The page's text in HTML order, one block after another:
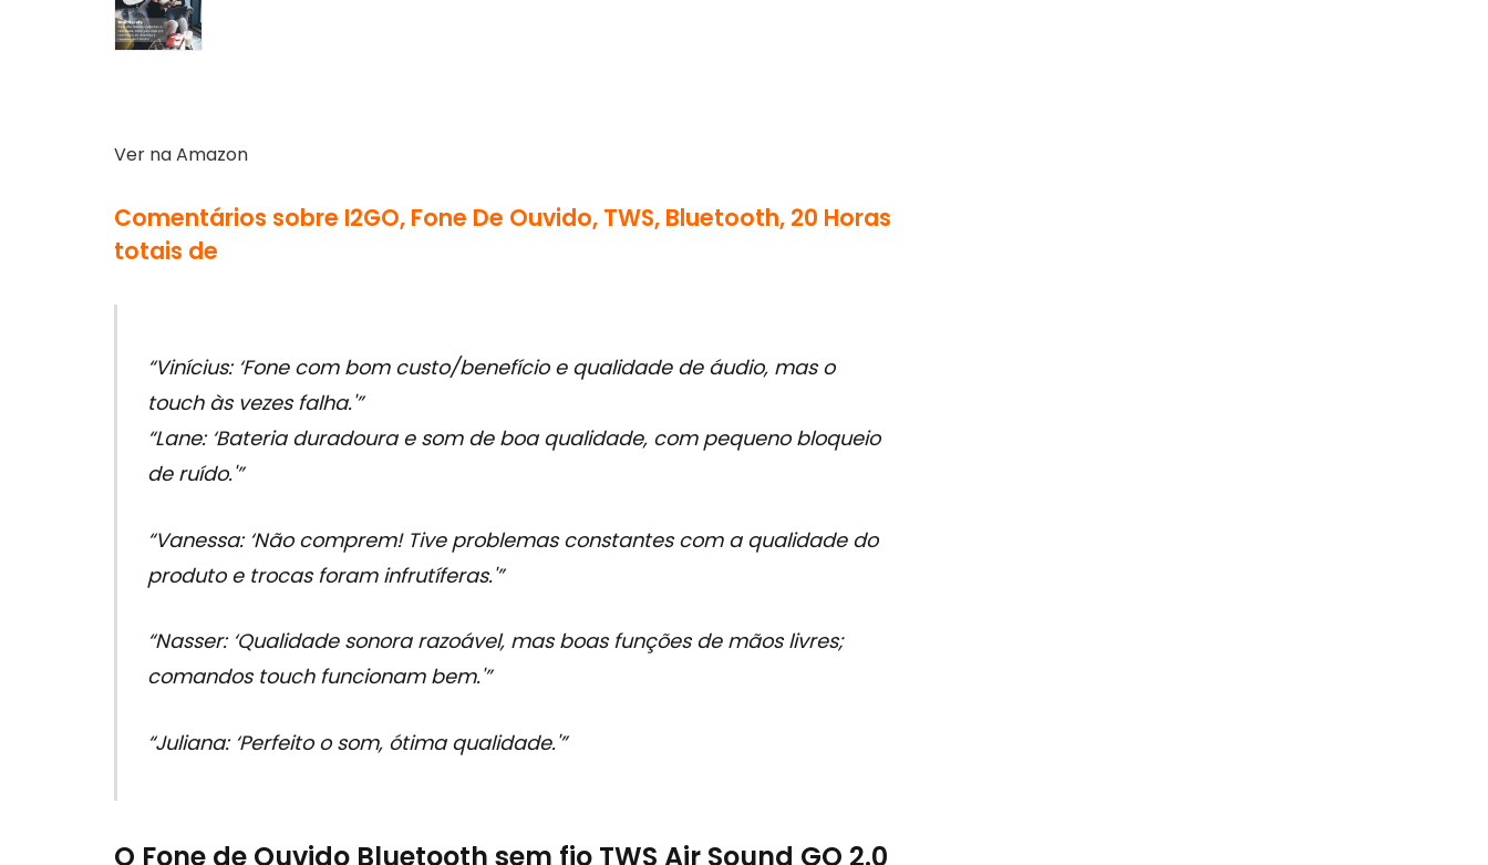
Ver na Amazon
Comentários sobre I2GO, Fone De Ouvido, TWS, Bluetooth, 20 Horas
totais de
“Vinícius: ‘Fone com bom custo/benefício e qualidade de áudio, mas o
touch às vezes falha.'”
“Lane: ‘Bateria duradoura e som de boa qualidade, com pequeno bloqueio
de ruído.'”
“Vanessa: ‘Não comprem! Tive problemas constantes com a qualidade do
produto e trocas foram infrutíferas.'”
“Nasser: ‘Qualidade sonora razoável, mas boas funções de mãos livres;
comandos touch funcionam bem.'”
“Juliana: ‘Perfeito o som, ótima qualidade.'”
O Fone de Ouvido Bluetooth sem fio TWS Air Sound GO 2.0